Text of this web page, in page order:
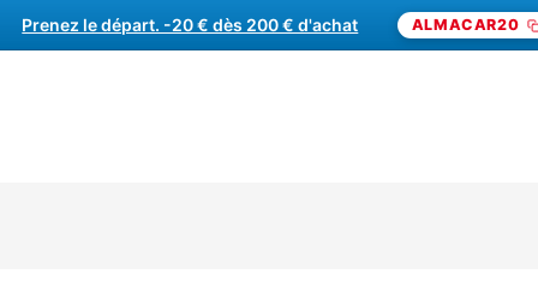
Prenez le départ. -20 € dès 200 € d'achat
un cadeau pilotage. -20 € dès 200 € d'achat ALMACAR20